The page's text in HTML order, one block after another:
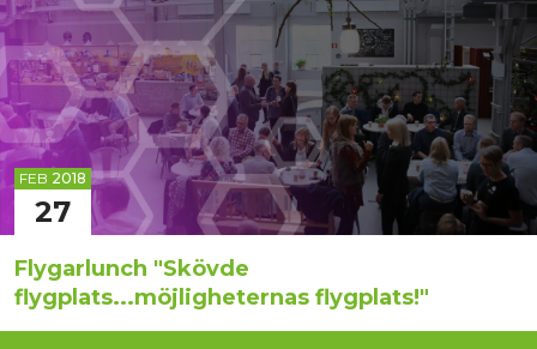
FEB 2018
27
Flygarlunch "Skövde
flygplats...möjligheternas flygplats!"